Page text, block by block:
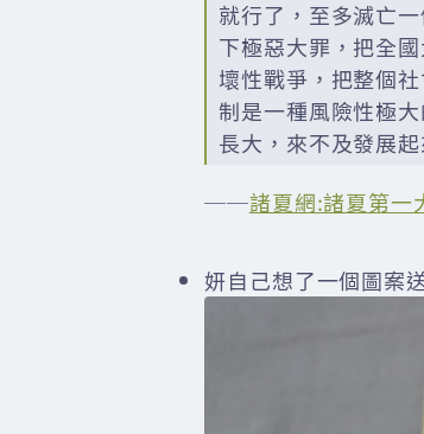
就行了，至多滅亡
下極惡大罪，把全
壞性戰爭，把整個
制是一種風險性極
長大，來不及發展
──諸夏網:諸夏第
妍自己想了一個圖案